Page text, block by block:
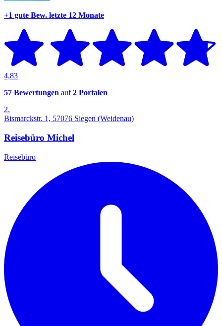
+1 gute Bew. letzte 12 Monate
4,83
57 Bewertungen auf2 Portalen
2.
Bismarckstr. 1, 57076 Siegen (Weidenau)
Reisebüro Michel
Reisebüro